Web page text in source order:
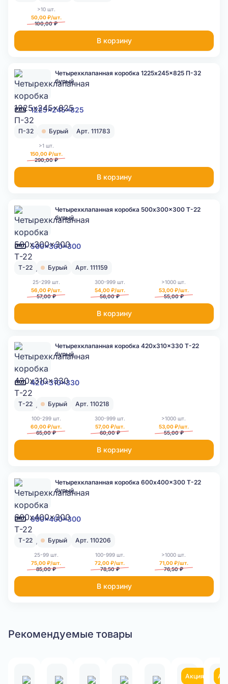
>10 шт.
50,00 ₽/шт.
100,00 ₽
В корзину
1225x245x825
Четырехклапанная коробка 1225x245x825 П-32
бурый
П-32 Бурый Арт. 111783
>1 шт.
150,00 ₽/шт.
290,00 ₽
В корзину
500x300x300
Четырехклапанная коробка 500x300x300 Т-22
бурый
Т-22 Бурый Арт. 111159
25-299 шт.
56,00 ₽/шт.
57,00 ₽
300-999 шт.
54,00 ₽/шт.
56,00 ₽
>1000 шт.
53,00 ₽/шт.
55,00 ₽
В корзину
420x310x330
Четырехклапанная коробка 420x310x330 Т-22
бурый
Т-22 Бурый Арт. 110218
100-299 шт.
60,00 ₽/шт.
65,00 ₽
300-999 шт.
57,00 ₽/шт.
60,00 ₽
>1000 шт.
53,00 ₽/шт.
55,00 ₽
В корзину
600x400x300
Четырехклапанная коробка 600x400x300 Т-22
бурый
Т-22 Бурый Арт. 110206
25-99 шт.
75,00 ₽/шт.
85,00 ₽
100-999 шт.
72,00 ₽/шт.
78,50 ₽
>1000 шт.
71,00 ₽/шт.
76,50 ₽
В корзину
Рекомендуемые товары
Акция